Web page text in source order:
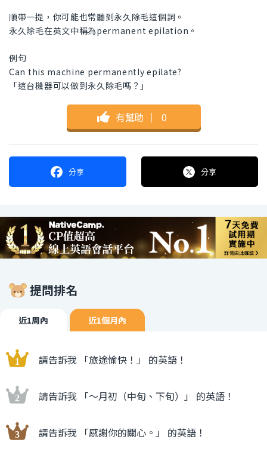
順帶一提，你可能也常聽到永久除毛這個詞。
永久除毛在英文中稱為permanent epilation。
例句
Can this machine permanently epilate?
「這台機器可以做到永久除毛嗎？」
有幫助 ｜ 0
分享 分享
提問排名
近1周內 近1個月內
請告訴我 「旅途愉快！」 的英語！
請告訴我 「〜月初（中旬、下旬）」 的英語！
請告訴我 「感謝你的關心。」 的英語！